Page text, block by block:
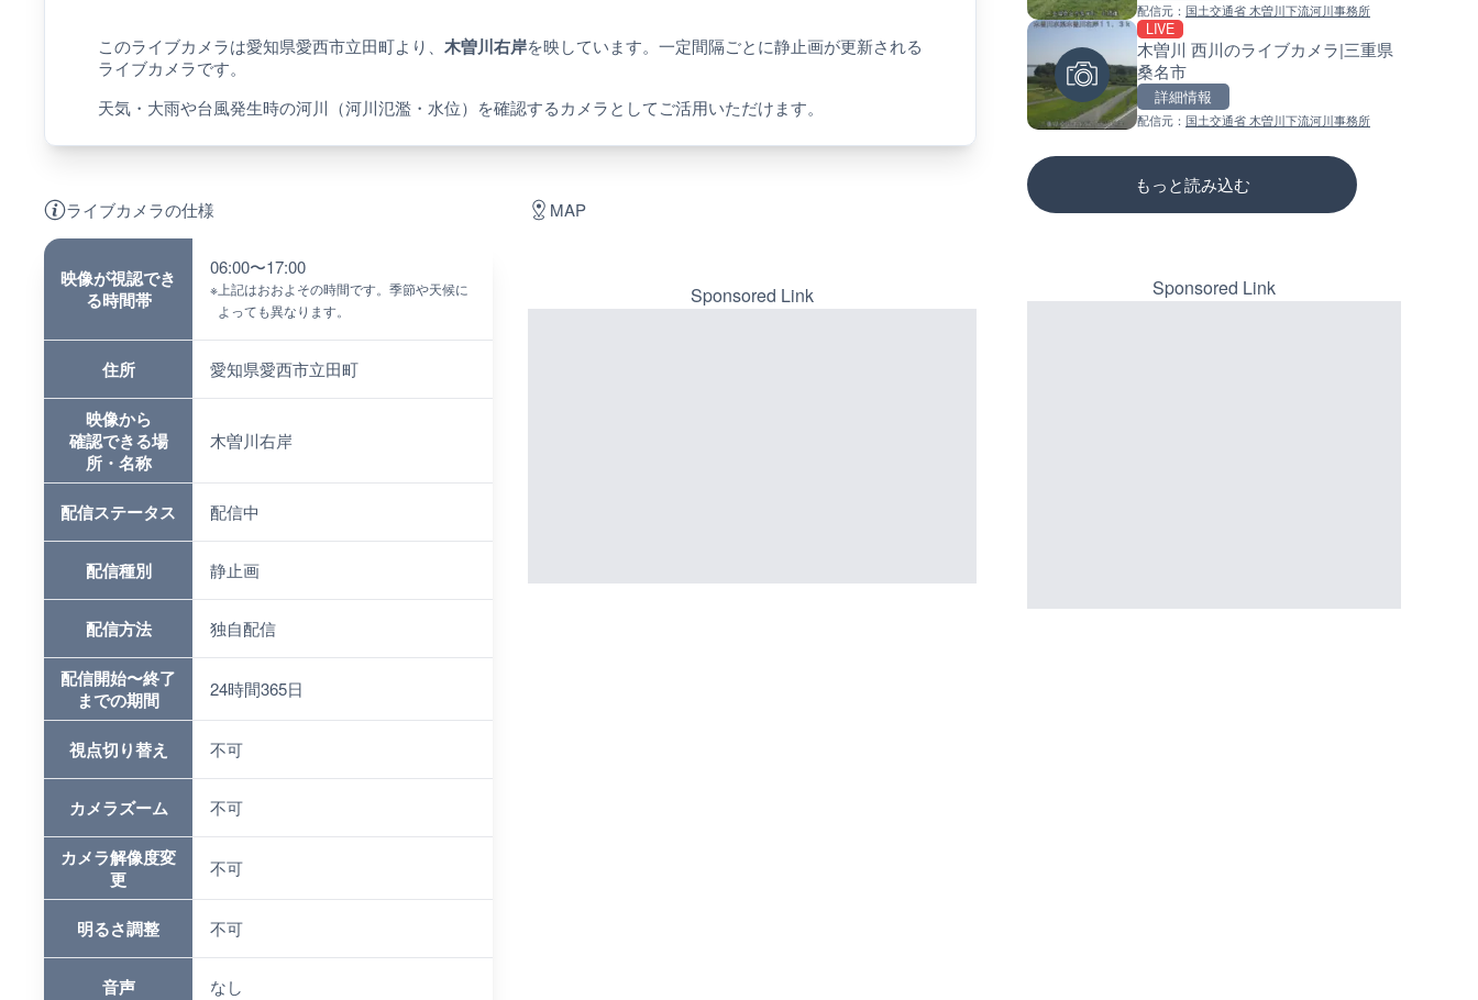
このライブカメラは愛知県愛西市立田町より、 木曽川右岸を映しています。一定間隔ごとに静止画が更新される
ライブカメラです。
天気・大雨や台風発生時の河川（河川氾濫・水位）を確認するカメラとしてご活用いただけます。
ライブカメラの仕様
映像が視認でき
る時間帯
06:00〜17:00
※ 上記はおおよその時間です。季節や天候に
よっても異なります。
住所 愛知県愛西市立田町
映像から
確認できる場
所・名称
木曽川右岸
配信ステータス 配信中
配信種別 静止画
配信方法 独自配信
配信開始〜終了
までの期間
24時間365日
視点切り替え 不可
カメラズーム 不可
カメラ解像度変
更
不可
明るさ調整 不可
音声 なし
MAP
Sponsored Link
配信元： 国土交通省 木曽川下流河川事務所
LIVE
木曽川 西川のライブカメラ|三重県
桑名市
詳細情報
配信元： 国土交通省 木曽川下流河川事務所
もっと読み込む
配信元：広島県土木局土木整備部道路整
岐阜県道83号 大森新田交差点
配信元：ケーブルテレビ可児
配信元：道の駅さがのせきPPカム
松江自動車道 三次東JCT・イ
配信元：国土交通省 三次河川国道事務所
Sponsored Link